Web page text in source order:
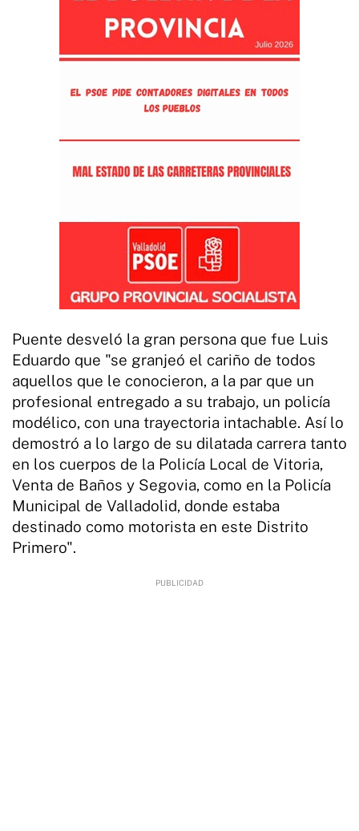
Puente desveló la gran persona que fue Luis
Eduardo que "se granjeó el cariño de todos
aquellos que le conocieron, a la par que un
profesional entregado a su trabajo, un policía
modélico, con una trayectoria intachable. Así lo
demostró a lo largo de su dilatada carrera tanto
en los cuerpos de la Policía Local de Vitoria,
Venta de Baños y Segovia, como en la Policía
Municipal de Valladolid, donde estaba
destinado como motorista en este Distrito
Primero".